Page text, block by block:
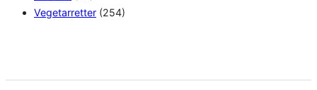
Vegetarretter (254)